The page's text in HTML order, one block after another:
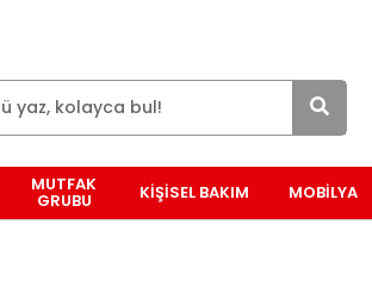
MUTFAK
GRUBU KİŞİSEL BAKIM MOBİLYA